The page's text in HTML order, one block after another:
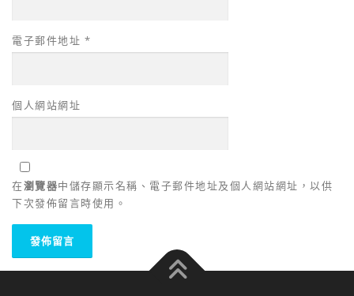
電子郵件地址 *
個人網站網址
在瀏覽器中儲存顯示名稱、電子郵件地址及個人網站網址，以供
下次發佈留言時使用。